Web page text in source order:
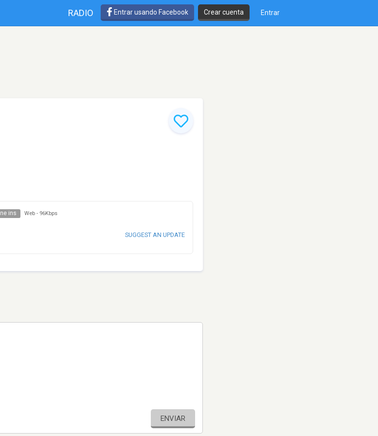
RADIO Entrar usando Facebook Crear cuenta Entrar
ins Web - 96Kbps
SUGGEST AN UPDATE
ENVIAR